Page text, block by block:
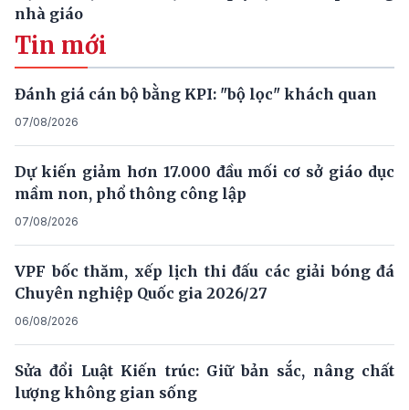
nhà giáo
Tin mới
Đánh giá cán bộ bằng KPI: "bộ lọc" khách quan
07/08/2026
Dự kiến giảm hơn 17.000 đầu mối cơ sở giáo dục
mầm non, phổ thông công lập
07/08/2026
VPF bốc thăm, xếp lịch thi đấu các giải bóng đá
Chuyên nghiệp Quốc gia 2026/27
06/08/2026
Sửa đổi Luật Kiến trúc: Giữ bản sắc, nâng chất
lượng không gian sống